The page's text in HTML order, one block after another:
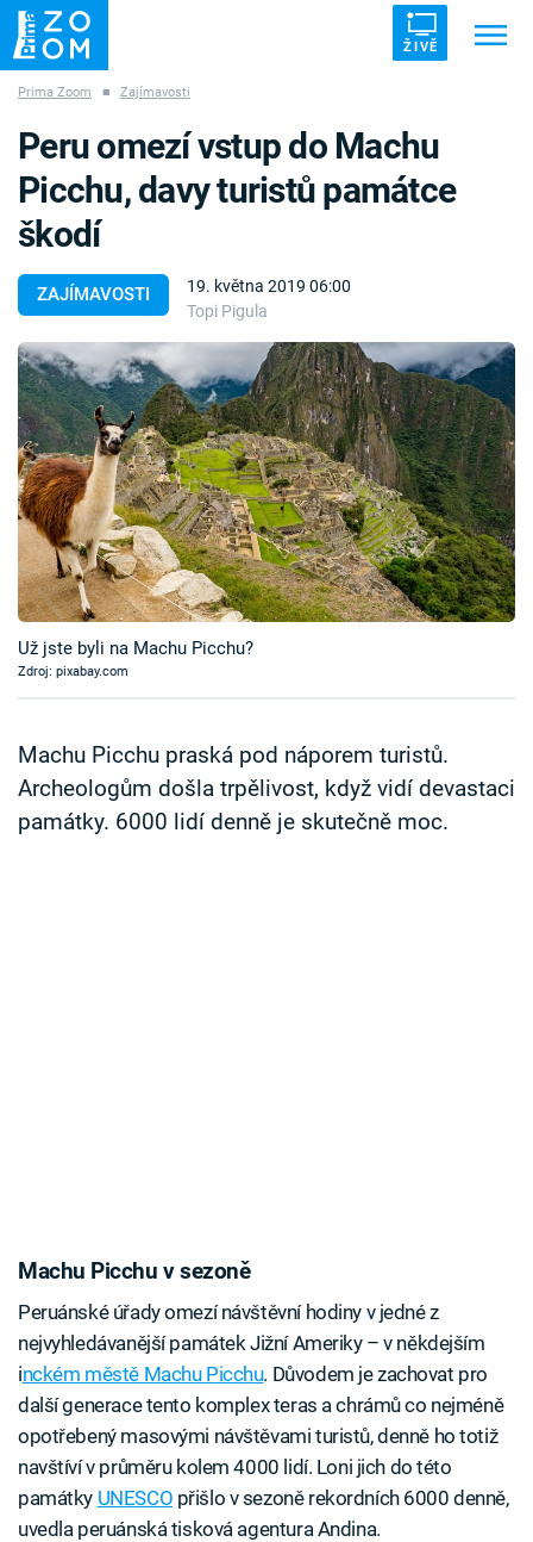
ŽIVĚ
ZÁHADY VETŘELCI DÁVNOVĚKU
Témata
Témata
Pořady
TV Program
Časopis
Sledujte prima+
Sledujte nás
Prima Zoom ■ Zajímavosti
ZAJÍMAVOSTI
19. května 2019 06:00
Topi Pigula
Peru omezí vstup do Machu
Picchu, davy turistů památce
škodí
Už jste byli na Machu Picchu?
Zdroj: pixabay.com
Machu Picchu praská pod náporem turistů.
Archeologům došla trpělivost, když vidí devastaci
památky. 6000 lidí denně je skutečně moc.
Machu Picchu v sezoně
Peruánské úřady omezí návštěvní hodiny v jedné z
nejvyhledávanější památek Jižní Ameriky – v někdejším
inckém městě Machu Picchu. Důvodem je zachovat pro
další generace tento komplex teras a chrámů co nejméně
opotřebený masovými návštěvami turistů, denně ho totiž
navštíví v průměru kolem 4000 lidí. Loni jich do této
památky UNESCO přišlo v sezoně rekordních 6000 denně,
uvedla peruánská tisková agentura Andina.